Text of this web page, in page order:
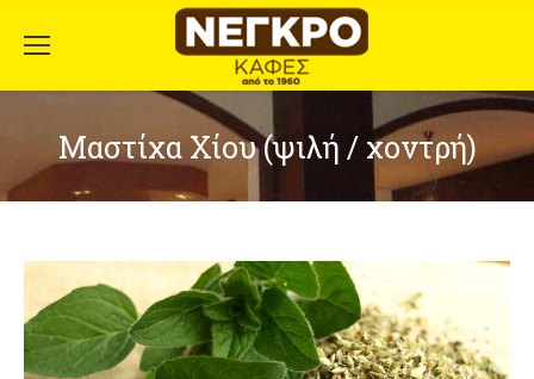
Μαστίχα Χίου (ψιλή / χοντρή)